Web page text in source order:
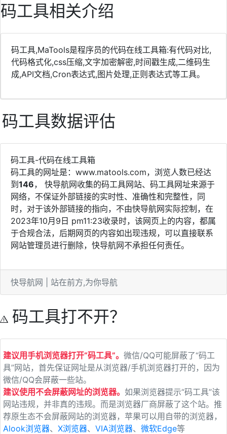
码工具相关介绍
码工具,MaTools是程序员的代码在线工具箱:有代码对比,
代码格式化,css压缩,文字加密解密,时间戳生成,二维码生
成,API文档,Cron表达式,图片处理,正则表达式等工具。
码工具数据评估
码工具-代码在线工具箱
码工具的网址是：www.matools.com，浏览人数已经达
到146， 快导航网收集的码工具网站、码工具网址来源于
网络，不保证外部链接的实时性、准确性和完整性，同
时，对于该外部链接的指向，不由快导航网实际控制，在
2023年10月9日 pm11:23收录时，该网页上的内容，都属
于合规合法，后期网页的内容如出现违规，可以直接联系
网站管理员进行删除，快导航网不承担任何责任。
快导航网 | 站在前方,为你导航
码工具打不开？
建议用手机浏览器打开“码工具”。 微信/QQ可能屏蔽了“码工
具”网站，首先保证网址是从浏览器/手机浏览器打开的，因为
微信/QQ会屏蔽一些站。
建议使用不会屏蔽网址的浏览器。 如果浏览器提示“码工具”该
网站违规，并非真的违规。而是浏览器厂商屏蔽了这个站。推
荐原生态不会屏蔽网站的浏览器，苹果可以用自带的浏览器，
Alook浏览器、 X浏览器、 VIA浏览器、 微软Edge等